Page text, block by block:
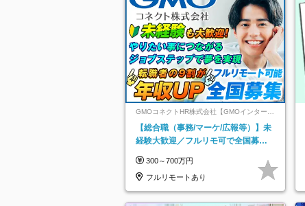
GMOコネクトHR株式会社【GMOインターネ
ットグループ】
【総合職（事務/マーケ/広報等）】未
経験大歓迎／フルリモ可で全国募
★
300～700万円
フルリモートあり